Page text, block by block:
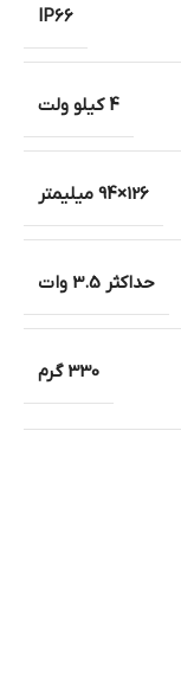
IP66
4 کیلو ولت
126×94 میلیمتر
حداکثر 3.5 وات
330 گرم